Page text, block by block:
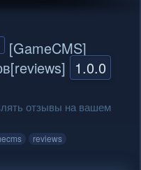
[GameCMS]
1.0.0
отзывы на вашем
reviews